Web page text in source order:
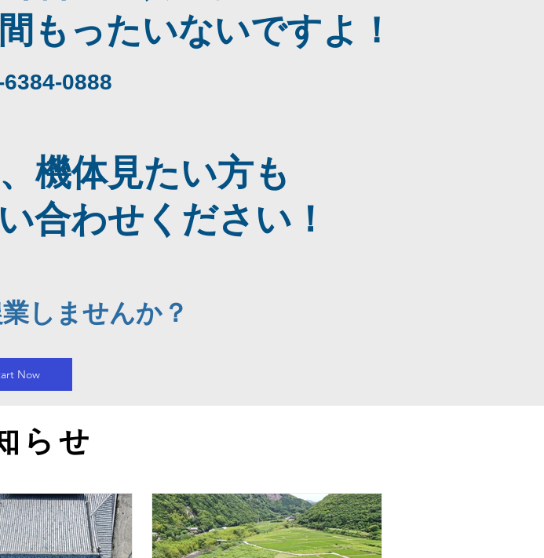
もったいないですよ！
6384-0888
機体見たい方も
合わせください！
しませんか？
Now
らせ